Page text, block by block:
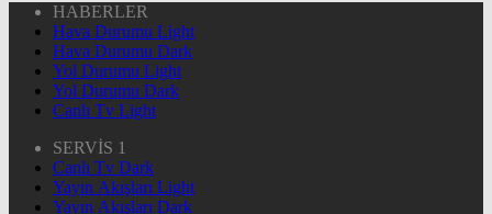
HABERLER
Hava Durumu Light
Hava Durumu Dark
Yol Durumu Light
Yol Durumu Dark
Canlı Tv Light
SERVİS 1
Canlı Tv Dark
Yayın Akışları Light
Yayın Akışları Dark